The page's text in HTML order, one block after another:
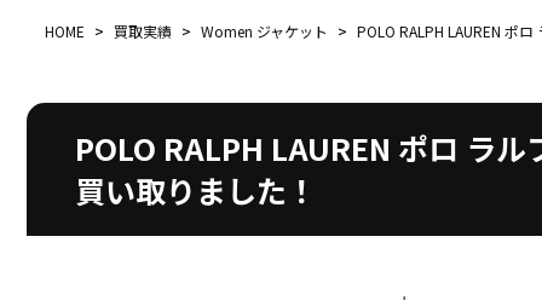
HOME > 買取実績 > Women ジャケット > POLO RALPH LAUREN ポ
POLO RALPH LAUREN ポロ ラ
買い取りました！